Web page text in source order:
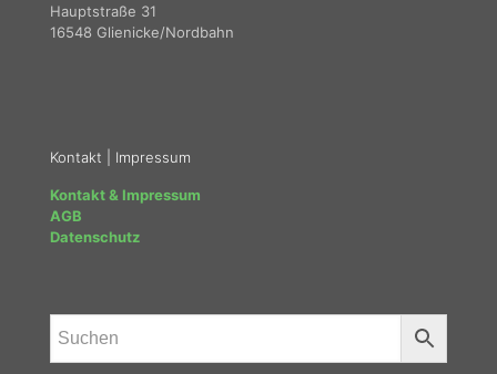
Hauptstraße 31
16548 Glienicke/Nordbahn
Kontakt | Impressum
Kontakt & Impressum
AGB
Datenschutz